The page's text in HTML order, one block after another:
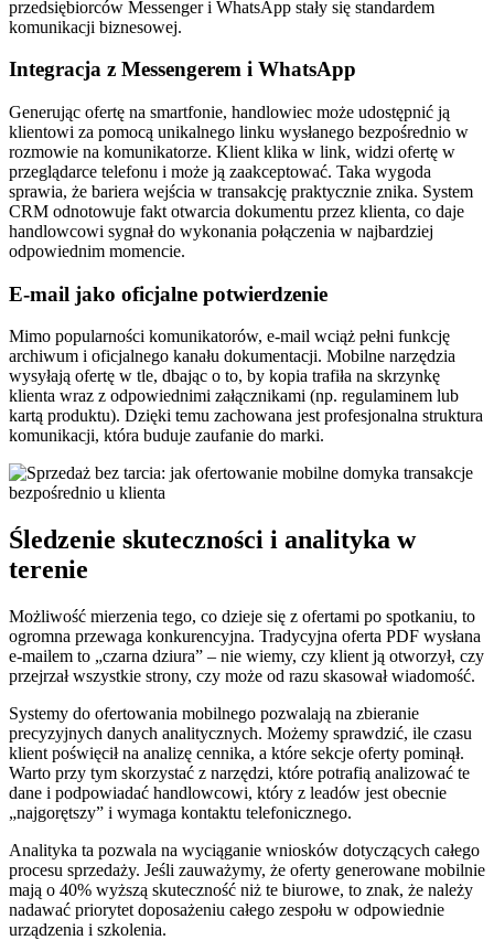
przedsiębiorców Messenger i WhatsApp stały się standardem
komunikacji biznesowej.
Integracja z Messengerem i WhatsApp
Generując ofertę na smartfonie, handlowiec może udostępnić ją
klientowi za pomocą unikalnego linku wysłanego bezpośrednio w
rozmowie na komunikatorze. Klient klika w link, widzi ofertę w
przeglądarce telefonu i może ją zaakceptować. Taka wygoda
sprawia, że bariera wejścia w transakcję praktycznie znika. System
CRM odnotowuje fakt otwarcia dokumentu przez klienta, co daje
handlowcowi sygnał do wykonania połączenia w najbardziej
odpowiednim momencie.
E-mail jako oficjalne potwierdzenie
Mimo popularności komunikatorów, e-mail wciąż pełni funkcję
archiwum i oficjalnego kanału dokumentacji. Mobilne narzędzia
wysyłają ofertę w tle, dbając o to, by kopia trafiła na skrzynkę
klienta wraz z odpowiednimi załącznikami (np. regulaminem lub
kartą produktu). Dzięki temu zachowana jest profesjonalna struktura
komunikacji, która buduje zaufanie do marki.
Śledzenie skuteczności i analityka w
terenie
Możliwość mierzenia tego, co dzieje się z ofertami po spotkaniu, to
ogromna przewaga konkurencyjna. Tradycyjna oferta PDF wysłana
e-mailem to „czarna dziura” – nie wiemy, czy klient ją otworzył, czy
przejrzał wszystkie strony, czy może od razu skasował wiadomość.
Systemy do ofertowania mobilnego pozwalają na zbieranie
precyzyjnych danych analitycznych. Możemy sprawdzić, ile czasu
klient poświęcił na analizę cennika, a które sekcje oferty pominął.
Warto przy tym skorzystać z narzędzi, które potrafią analizować te
dane i podpowiadać handlowcowi, który z leadów jest obecnie
„najgorętszy” i wymaga kontaktu telefonicznego.
Analityka ta pozwala na wyciąganie wniosków dotyczących całego
procesu sprzedaży. Jeśli zauważymy, że oferty generowane mobilnie
mają o 40% wyższą skuteczność niż te biurowe, to znak, że należy
nadawać priorytet doposażeniu całego zespołu w odpowiednie
urządzenia i szkolenia.